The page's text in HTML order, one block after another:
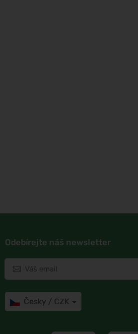
Odebírejte náš newsletter
Česky / CZK